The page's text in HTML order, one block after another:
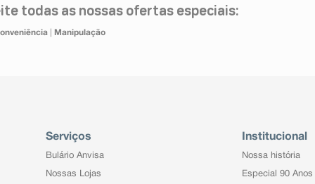
todas as nossas ofertas especiais:
Manipulação
Serviços
Bulário Anvisa
Nossas Lojas
Institucional
Nossa história
Especial 90 Anos